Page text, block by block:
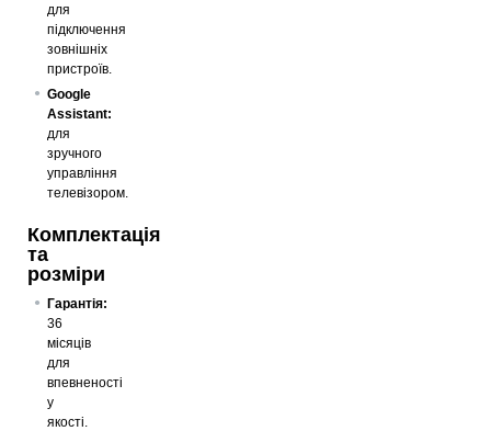
для
підключення
зовнішніх
пристроїв.
Google
Assistant:
для
зручного
управління
телевізором.
Комплектація
та
розміри
Гарантія:
36
місяців
для
впевненості
у
якості.